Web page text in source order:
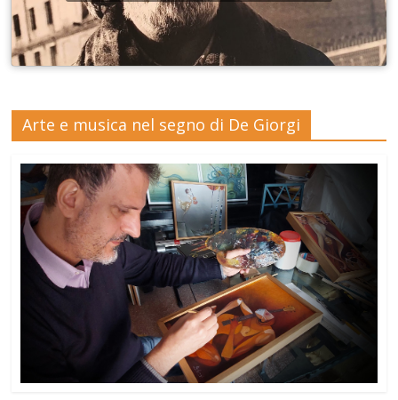
Arte e musica nel segno di De Giorgi